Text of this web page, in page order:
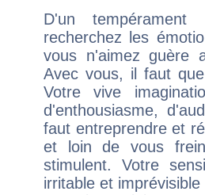
D'un tempérament
recherchez les
vous n'aimez guère
Avec vous, il faut
Votre vive
d'enthousiasme,
faut entreprendre et
et loin de vous
stimulent. Votre
irritable et